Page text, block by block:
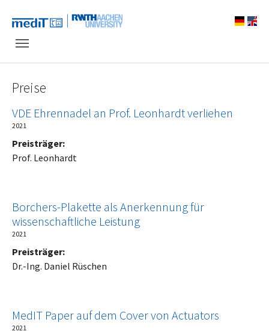
Preise
VDE Ehrennadel an Prof. Leonhardt verliehen
2021
Preisträger:
Prof. Leonhardt
Borchers-Plakette als Anerkennung für
wissenschaftliche Leistung
2021
Preisträger:
Dr.-Ing. Daniel Rüschen
MedIT Paper auf dem Cover von Actuators
2021